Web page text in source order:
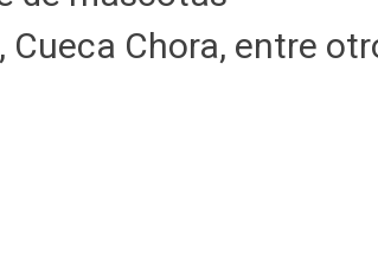
Cueca Chora, entre